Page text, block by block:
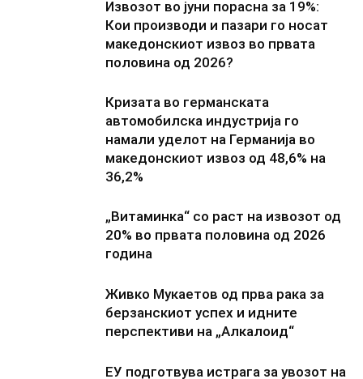
Извозот во јуни порасна за 19%:
Кои производи и пазари го носат
македонскиот извоз во првата
половина од 2026?
Кризата во германската
автомобилска индустрија го
намали уделот на Германија во
македонскиот извоз од 48,6% на
36,2%
„Витаминка“ со раст на извозот од
20% во првата половина од 2026
година
Живко Мукаетов од прва рака за
берзанскиот успех и идните
перспективи на „Алкалоид“
ЕУ подготвува истрага за увозот на